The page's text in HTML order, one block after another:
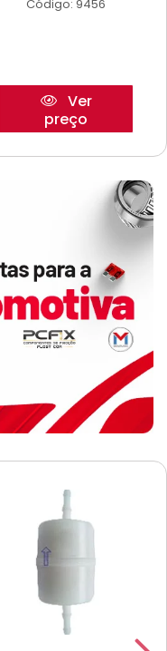
Código: 9456
Ver
preço